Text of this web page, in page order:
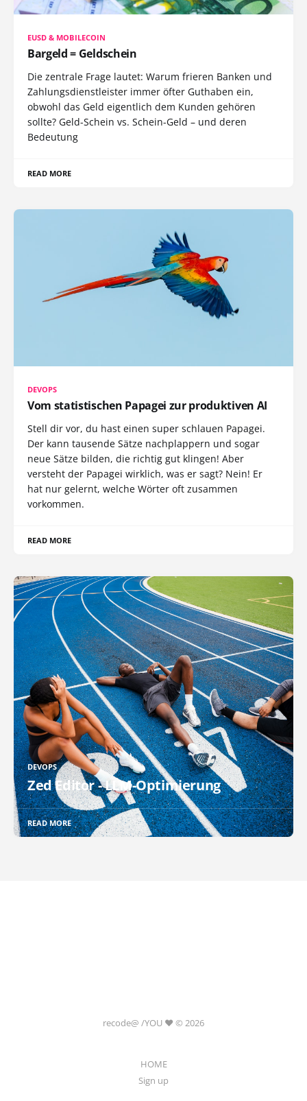
EUSD & MOBILECOIN
Bargeld = Geldschein
Die zentrale Frage lautet: Warum frieren Banken und
Zahlungsdienstleister immer öfter Guthaben ein,
obwohl das Geld eigentlich dem Kunden gehören
sollte? Geld-Schein vs. Schein-Geld – und deren
Bedeutung
READ MORE
DEVOPS
Vom statistischen Papagei zur produktiven AI
Stell dir vor, du hast einen super schlauen Papagei.
Der kann tausende Sätze nachplappern und sogar
neue Sätze bilden, die richtig gut klingen! Aber
versteht der Papagei wirklich, was er sagt? Nein! Er
hat nur gelernt, welche Wörter oft zusammen
vorkommen.
READ MORE
DEVOPS
Zed Editor - LLM-Optimierung
READ MORE
recode@ /YOU ❤️ © 2026
HOME
Sign up